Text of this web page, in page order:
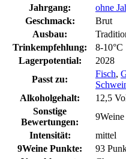
Jahrgang:
ohne
Geschmack:
Brut
Ausbau:
Trinkempfehlung:
8-10°C
Lagerpotential:
2028
Passt zu:
Fisch,
Alkoholgehalt:
12,5
Sonstige
Bewertungen:
Intensität:
mittel
9Weine Punkte:
93